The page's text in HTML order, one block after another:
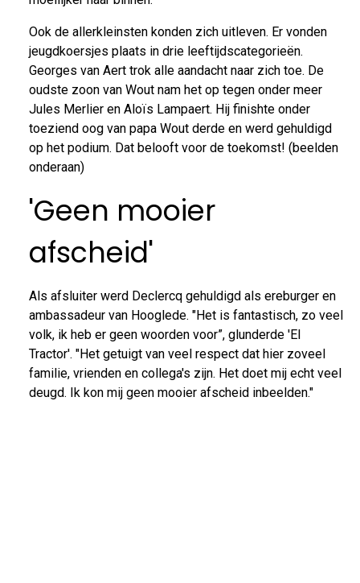
Ook de allerkleinsten konden zich uitleven. Er vonden
jeugdkoersjes plaats in drie leeftijdscategorieën.
Georges van Aert trok alle aandacht naar zich toe. De
oudste zoon van Wout nam het op tegen onder meer
Jules Merlier en Aloïs Lampaert. Hij finishte onder
toeziend oog van papa Wout derde en werd gehuldigd
op het podium. Dat belooft voor de toekomst! (beelden
onderaan)
'Geen mooier
afscheid'
Als afsluiter werd Declercq gehuldigd als ereburger en
ambassadeur van Hooglede. "Het is fantastisch, zo veel
volk, ik heb er geen woorden voor”, glunderde 'El
Tractor'. "Het getuigt van veel respect dat hier zoveel
familie, vrienden en collega's zijn. Het doet mij echt veel
deugd. Ik kon mij geen mooier afscheid inbeelden."